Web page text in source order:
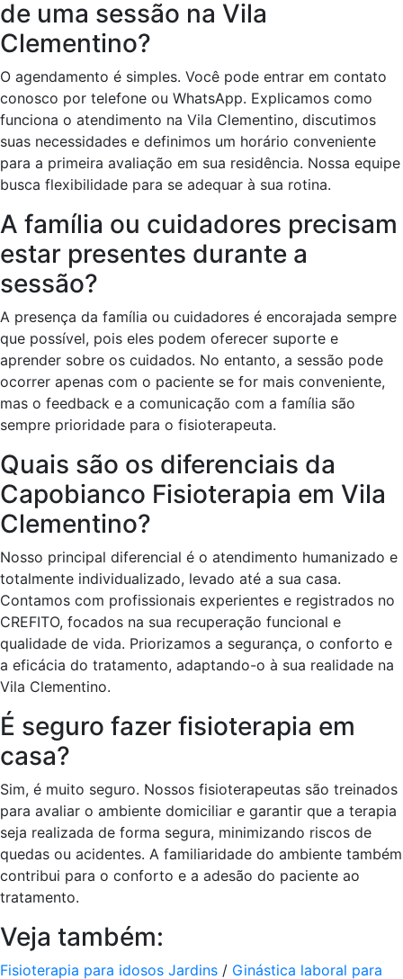
de uma sessão na Vila
Clementino?
O agendamento é simples. Você pode entrar em contato
conosco por telefone ou WhatsApp. Explicamos como
funciona o atendimento na Vila Clementino, discutimos
suas necessidades e definimos um horário conveniente
para a primeira avaliação em sua residência. Nossa equipe
busca flexibilidade para se adequar à sua rotina.
A família ou cuidadores precisam
estar presentes durante a
sessão?
A presença da família ou cuidadores é encorajada sempre
que possível, pois eles podem oferecer suporte e
aprender sobre os cuidados. No entanto, a sessão pode
ocorrer apenas com o paciente se for mais conveniente,
mas o feedback e a comunicação com a família são
sempre prioridade para o fisioterapeuta.
Quais são os diferenciais da
Capobianco Fisioterapia em Vila
Clementino?
Nosso principal diferencial é o atendimento humanizado e
totalmente individualizado, levado até a sua casa.
Contamos com profissionais experientes e registrados no
CREFITO, focados na sua recuperação funcional e
qualidade de vida. Priorizamos a segurança, o conforto e
a eficácia do tratamento, adaptando-o à sua realidade na
Vila Clementino.
É seguro fazer fisioterapia em
casa?
Sim, é muito seguro. Nossos fisioterapeutas são treinados
para avaliar o ambiente domiciliar e garantir que a terapia
seja realizada de forma segura, minimizando riscos de
quedas ou acidentes. A familiaridade do ambiente também
contribui para o conforto e a adesão do paciente ao
tratamento.
Veja também:
Fisioterapia para idosos Jardins / Ginástica laboral para